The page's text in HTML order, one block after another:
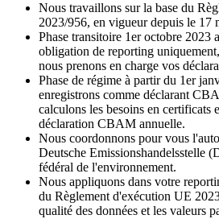
Nous travaillons sur la base du
2023/956, en vigueur depuis le 17
Phase transitoire 1er octobre 2023
obligation de reporting
nous prenons en charge vos
Phase de régime à partir du 1er
enregistrons comme déclarant
calculons les besoins en certificats
déclaration CBAM annuelle.
Nous coordonnons pour vous
Deutsche Emissionshandelsstelle
fédéral de l'environnement.
Nous appliquons dans votre
du Règlement d'exécution UE
qualité des données et les valeurs